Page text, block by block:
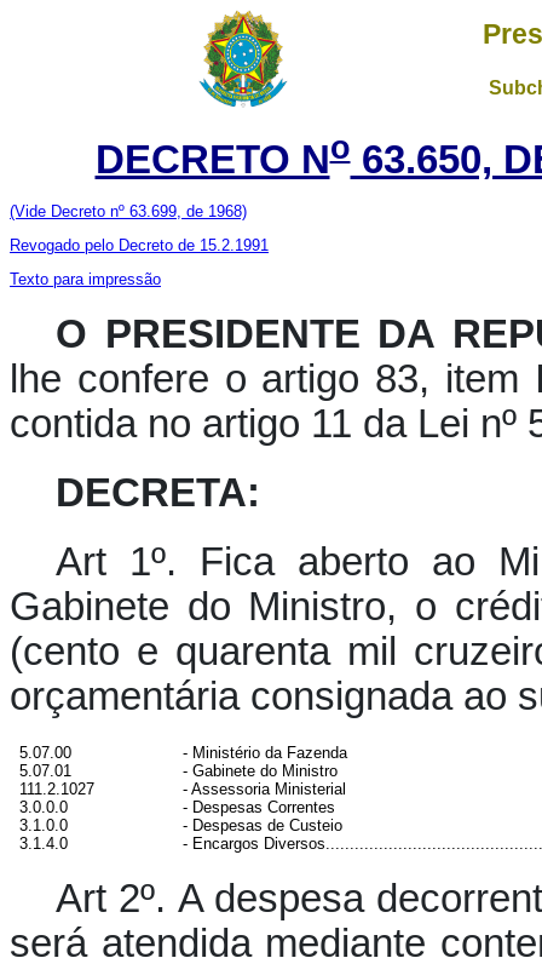
DECRETO No63.650,
(Vide Decreto nº 63.699, de 1968)
Revogado pelo Decreto de 15.2.1991
Texto para impressão
O PRESIDENTE DA
lhe confere o artigo 83,
contida no artigo 11 da Lei
DECRETA:
Art 1º. Fica aberto ao
Gabinete do Ministro, o
(cento e quarenta mil
orçamentária consignada ao
5.07.00
- Ministério da Fazenda
5.07.01
- Gabinete do Ministro
111.2.1027
- Assessoria Ministerial
3.0.0.0
- Despesas Correntes
3.1.0.0
- Despesas de Custeio
3.1.4.0
- Encargos
Art 2º. A despesa
será atendida mediante